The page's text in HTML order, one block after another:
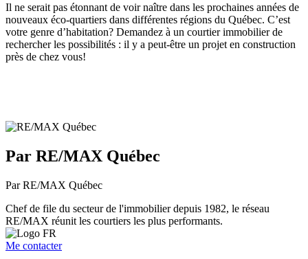
Il ne serait pas étonnant de voir naître dans les prochaines années de
nouveaux éco-quartiers dans différentes régions du Québec. C’est
votre genre d’habitation? Demandez à un courtier immobilier de
rechercher les possibilités : il y a peut-être un projet en construction
près de chez vous!
Par RE/MAX Québec
Par RE/MAX Québec
Chef de file du secteur de l'immobilier depuis 1982, le réseau
RE/MAX réunit les courtiers les plus performants.
Me contacter